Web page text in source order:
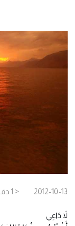
2012-10-13
< 1
لاَ دَاعِي